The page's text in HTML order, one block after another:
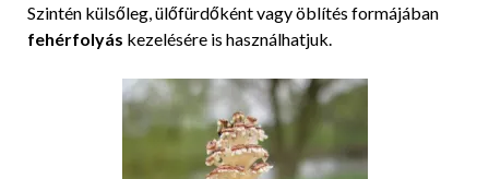
Szintén külsőleg, ülőfürdőként vagy öblítés formájában
fehérfolyás kezelésére is használhatjuk.